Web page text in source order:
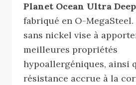
Planet Ocean Ultra Deep
fabriqué en O-
sans nickel vise à
meilleures propriétés
hypoallergéniques, ainsi
résistance accrue à la